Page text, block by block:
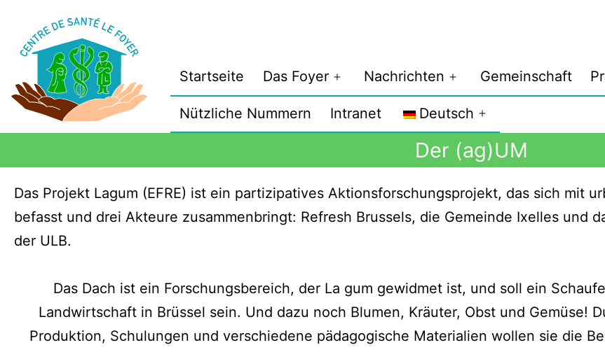
Startseite Das Foyer Nachrichten Gemeinschaft
Nützliche Nummern Intranet Deutsch
Der (ag)UM
Das Projekt Lagum (EFRE) ist ein partizipatives Aktionsforschungsprojekt, das sich mit
befasst und drei Akteure zusammenbringt: Refresh Brussels, die Gemeinde Ixelles und
der ULB.
Das Dach ist ein Forschungsbereich, der La gum gewidmet ist, und soll ein
Landwirtschaft in Brüssel sein. Und dazu noch Blumen, Kräuter, Obst und Gemüse!
Produktion, Schulungen und verschiedene pädagogische Materialien wollen sie die